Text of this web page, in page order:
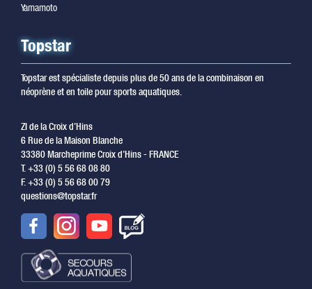
Yamamoto
Topstar
Topstar est spécialiste depuis plus de 50 ans de la combinaison en
néoprène et en toile pour sports aquatiques.
ZI de la Croix d’Hins
6 Rue de la Maison Blanche
33380 Marcheprime Croix d’Hins - FRANCE
T. +33 (0) 5 56 68 08 80
F. +33 (0) 5 56 68 00 79
questions@topstar.fr